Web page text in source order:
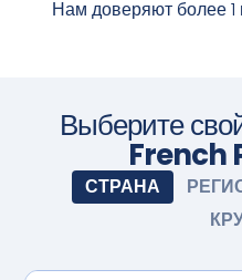
установите eSIM. Когда
Нам доверяют более 1
Выберите
French
СТРАНА